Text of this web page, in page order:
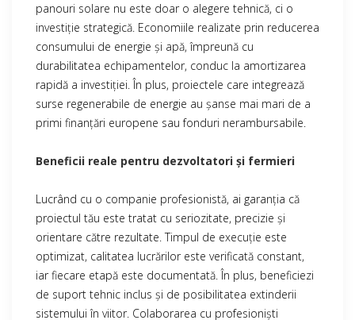
panouri solare nu este doar o alegere tehnică, ci o
investiție strategică. Economiile realizate prin reducerea
consumului de energie și apă, împreună cu
durabilitatea echipamentelor, conduc la amortizarea
rapidă a investiției. În plus, proiectele care integrează
surse regenerabile de energie au șanse mai mari de a
primi finanțări europene sau fonduri nerambursabile.
Beneficii reale pentru dezvoltatori și fermieri
Lucrând cu o companie profesionistă, ai garanția că
proiectul tău este tratat cu seriozitate, precizie și
orientare către rezultate. Timpul de execuție este
optimizat, calitatea lucrărilor este verificată constant,
iar fiecare etapă este documentată. În plus, beneficiezi
de suport tehnic inclus și de posibilitatea extinderii
sistemului în viitor. Colaborarea cu profesioniști